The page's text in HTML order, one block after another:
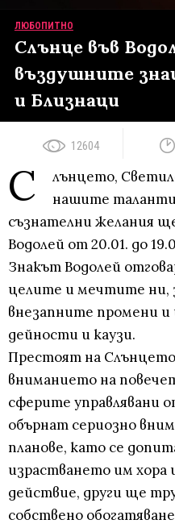
ЛЮБОПИТНО
Слънце във
въздушните
и Близнаци
12604
С
лънцето,
нашите
съзнателни желания
Водолей от 20.01. до
Знакът Водолей
целите и мечтите ни,
внезапните промени и
дейности и каузи.
Престоят на
вниманието на
сферите управлявани
обърнат сериозно
планове, като се
израстването им хора
действие, други ще
собствено